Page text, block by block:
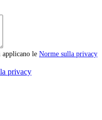
applicano le Norme sulla privacy
privacy